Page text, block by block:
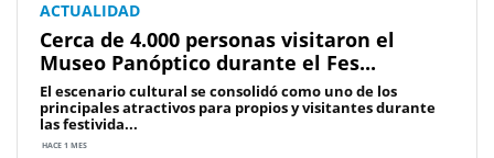
ACTUALIDAD
Cerca de 4.000 personas visitaron el
Museo Panóptico durante el Fes...
El escenario cultural se consolidó como uno de los
principales atractivos para propios y visitantes durante
las festivida...
HACE 1 MES